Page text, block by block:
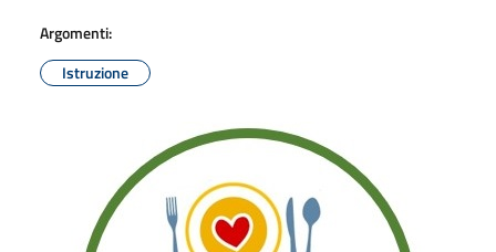
Argomenti:
Istruzione